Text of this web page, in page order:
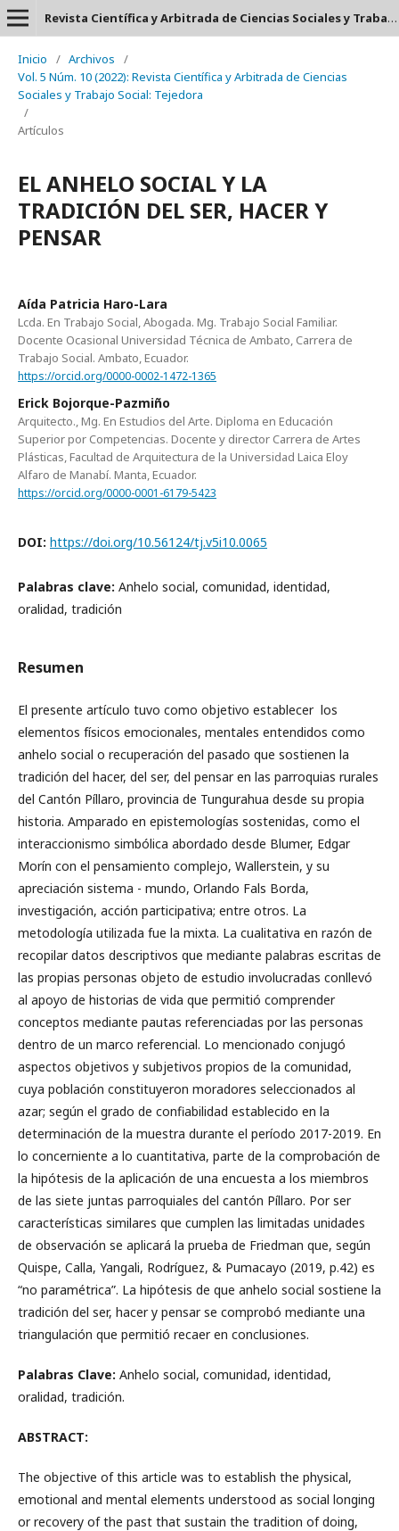
Revista Científica y Arbitrada de Ciencias Sociales y Trabajo Social: Tejedora. ISSN: 2697-3626
Inicio / Archivos
/
Vol. 5 Núm. 10 (2022): Revista Científica y Arbitrada de Ciencias
Sociales y Trabajo Social: Tejedora
/
Artículos
EL ANHELO SOCIAL Y LA
TRADICIÓN DEL SER, HACER Y
PENSAR
Aída Patricia Haro-Lara
Lcda. En Trabajo Social, Abogada. Mg. Trabajo Social Familiar.
Docente Ocasional Universidad Técnica de Ambato, Carrera de
Trabajo Social. Ambato, Ecuador.
https://orcid.org/0000-0002-1472-1365
Erick Bojorque-Pazmiño
Arquitecto., Mg. En Estudios del Arte. Diploma en Educación
Superior por Competencias. Docente y director Carrera de Artes
Plásticas, Facultad de Arquitectura de la Universidad Laica Eloy
Alfaro de Manabí. Manta, Ecuador.
https://orcid.org/0000-0001-6179-5423
DOI: https://doi.org/10.56124/tj.v5i10.0065
Palabras clave: Anhelo social, comunidad, identidad,
oralidad, tradición
Resumen
El presente artículo tuvo como objetivo establecer los
elementos físicos emocionales, mentales entendidos como
anhelo social o recuperación del pasado que sostienen la
tradición del hacer, del ser, del pensar en las parroquias rurales
del Cantón Píllaro, provincia de Tungurahua desde su propia
historia. Amparado en epistemologías sostenidas, como el
interaccionismo simbólica abordado desde Blumer, Edgar
Morín con el pensamiento complejo, Wallerstein, y su
apreciación sistema - mundo, Orlando Fals Borda,
investigación, acción participativa; entre otros. La
metodología utilizada fue la mixta. La cualitativa en razón de
recopilar datos descriptivos que mediante palabras escritas de
las propias personas objeto de estudio involucradas conllevó
al apoyo de historias de vida que permitió comprender
conceptos mediante pautas referenciadas por las personas
dentro de un marco referencial. Lo mencionado conjugó
aspectos objetivos y subjetivos propios de la comunidad,
cuya población constituyeron moradores seleccionados al
azar; según el grado de confiabilidad establecido en la
determinación de la muestra durante el período 2017-2019. En
lo concerniente a lo cuantitativa, parte de la comprobación de
la hipótesis de la aplicación de una encuesta a los miembros
de las siete juntas parroquiales del cantón Píllaro. Por ser
características similares que cumplen las limitadas unidades
de observación se aplicará la prueba de Friedman que, según
Quispe, Calla, Yangali, Rodríguez, & Pumacayo (2019, p.42) es
“no paramétrica”. La hipótesis de que anhelo social sostiene la
tradición del ser, hacer y pensar se comprobó mediante una
triangulación que permitió recaer en conclusiones.
Palabras Clave: Anhelo social, comunidad, identidad,
oralidad, tradición.
ABSTRACT:
The objective of this article was to establish the physical,
emotional and mental elements understood as social longing
or recovery of the past that sustain the tradition of doing,